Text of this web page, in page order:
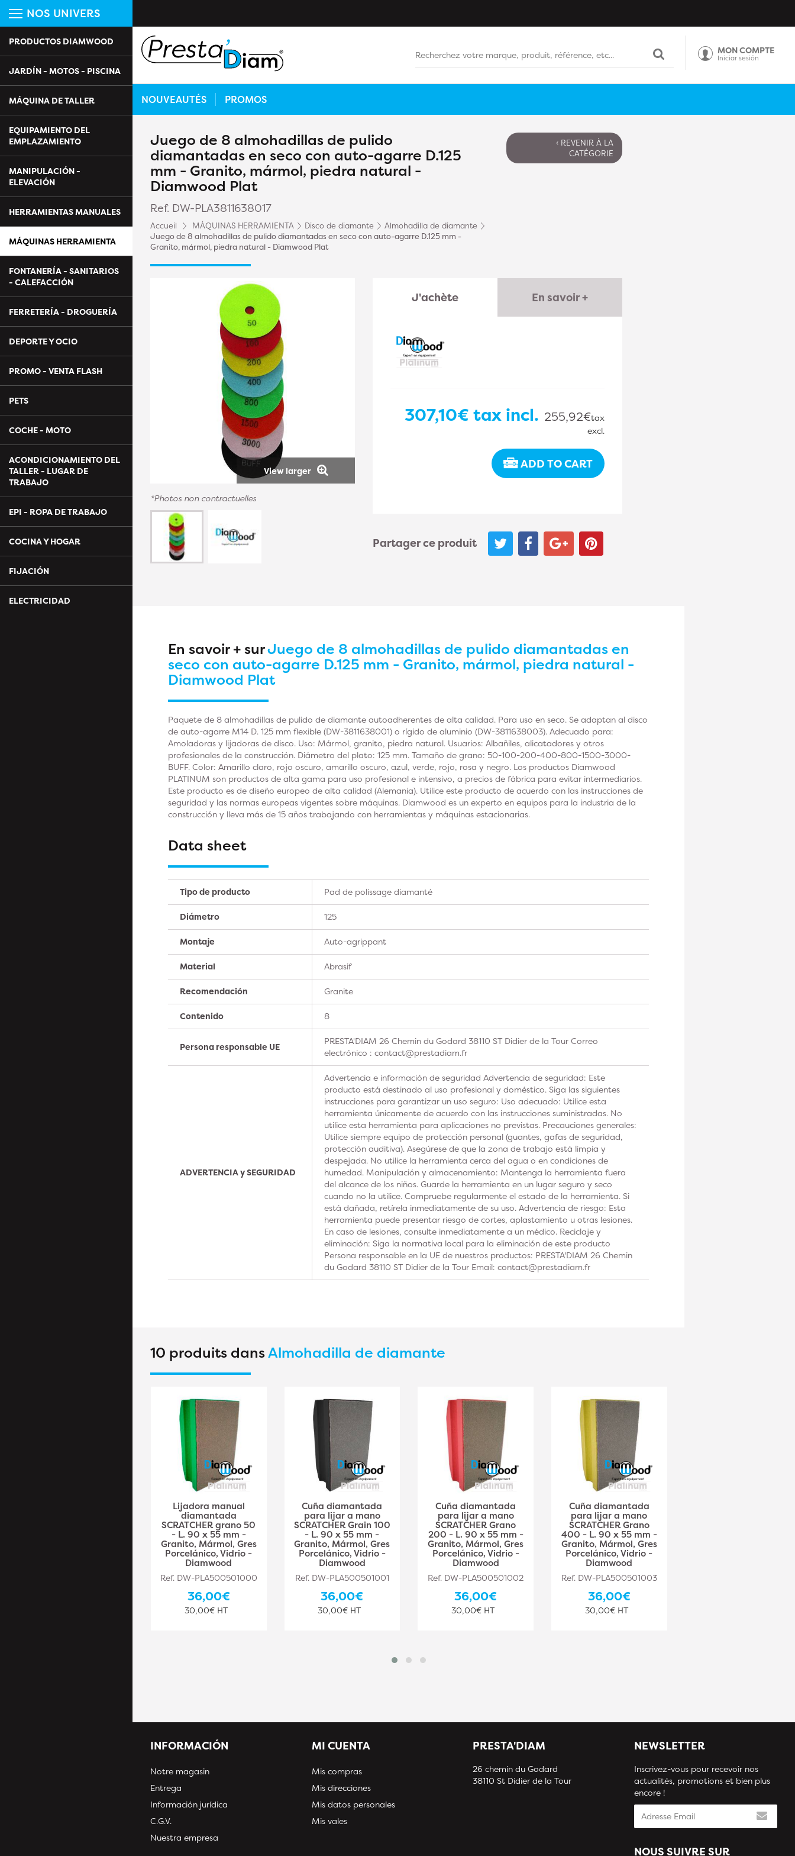
NOS UNIVERS
PRODUCTOS DIAMWOOD
JARDÍN - MOTOS - PISCINA
MÁQUINA DE TALLER
EQUIPAMIENTO DEL
EMPLAZAMIENTO
MANIPULACIÓN -
ELEVACIÓN
HERRAMIENTAS MANUALES
MÁQUINAS HERRAMIENTA
FONTANERÍA - SANITARIOS
- CALEFACCIÓN
FERRETERÍA - DROGUERÍA
DEPORTE Y OCIO
PROMO - VENTA FLASH
PETS
COCHE - MOTO
ACONDICIONAMIENTO DEL
TALLER - LUGAR DE
TRABAJO
EPI - ROPA DE TRABAJO
COCINA Y HOGAR
FIJACIÓN
ELECTRICIDAD
MON COMPTE
Iniciar sesión
NOUVEAUTÉS PROMOS
Juego de 8 almohadillas de pulido
diamantadas en seco con auto-agarre D.125
mm - Granito, mármol, piedra natural -
Diamwood Plat
Ref. DW-PLA3811638017
Accueil MÁQUINAS HERRAMIENTA Disco de diamante
Almohadilla de diamante
Juego de 8 almohadillas de pulido diamantadas en seco con auto-agarre D.125 mm -
Granito, mármol, piedra natural - Diamwood Plat
‹ REVENIR À LA
CATÉGORIE
View larger
*Photos non contractuelles
J'achète En savoir +
307,10€ tax incl. 255,92€tax
excl.
ADD TO CART
Partager ce produit
En savoir + surJuego de 8 almohadillas de pulido diamantadas en
seco con auto-agarre D.125 mm - Granito, mármol, piedra natural -
Diamwood Plat
Paquete de 8 almohadillas de pulido de diamante autoadherentes de alta calidad. Para uso en seco. Se adaptan al disco
de auto-agarre M14 D. 125 mm flexible (DW-3811638001) o rígido de aluminio (DW-3811638003). Adecuado para:
Amoladoras y lijadoras de disco. Uso: Mármol, granito, piedra natural. Usuarios: Albañiles, alicatadores y otros
profesionales de la construcción. Diámetro del plato: 125 mm. Tamaño de grano: 50-100-200-400-800-1500-3000-
BUFF. Color: Amarillo claro, rojo oscuro, amarillo oscuro, azul, verde, rojo, rosa y negro. Los productos Diamwood
PLATINUM son productos de alta gama para uso profesional e intensivo, a precios de fábrica para evitar intermediarios.
Este producto es de diseño europeo de alta calidad (Alemania). Utilice este producto de acuerdo con las instrucciones de
seguridad y las normas europeas vigentes sobre máquinas. Diamwood es un experto en equipos para la industria de la
construcción y lleva más de 15 años trabajando con herramientas y máquinas estacionarias.
Data sheet
Tipo de producto Pad de polissage diamanté
Diámetro 125
Montaje Auto-agrippant
Material Abrasif
Recomendación Granite
Contenido 8
Persona responsable UE
PRESTA'DIAM 26 Chemin du Godard 38110 ST Didier de la Tour Correo
electrónico : contact@prestadiam.fr
ADVERTENCIA y SEGURIDAD
Advertencia e información de seguridad Advertencia de seguridad: Este
producto está destinado al uso profesional y doméstico. Siga las siguientes
instrucciones para garantizar un uso seguro: Uso adecuado: Utilice esta
herramienta únicamente de acuerdo con las instrucciones suministradas. No
utilice esta herramienta para aplicaciones no previstas. Precauciones generales:
Utilice siempre equipo de protección personal (guantes, gafas de seguridad,
protección auditiva). Asegúrese de que la zona de trabajo está limpia y
despejada. No utilice la herramienta cerca del agua o en condiciones de
humedad. Manipulación y almacenamiento: Mantenga la herramienta fuera
del alcance de los niños. Guarde la herramienta en un lugar seguro y seco
cuando no la utilice. Compruebe regularmente el estado de la herramienta. Si
está dañada, retírela inmediatamente de su uso. Advertencia de riesgo: Esta
herramienta puede presentar riesgo de cortes, aplastamiento u otras lesiones.
En caso de lesiones, consulte inmediatamente a un médico. Reciclaje y
eliminación: Siga la normativa local para la eliminación de este producto
Persona responsable en la UE de nuestros productos: PRESTA'DIAM 26 Chemin
du Godard 38110 ST Didier de la Tour Email: contact@prestadiam.fr
10 produits dansAlmohadilla de diamante
Lijadora manual
diamantada
SCRATCHER grano 50
- L. 90 x 55 mm -
Granito, Mármol, Gres
Porcelánico, Vidrio -
Diamwood
Ref. DW-PLA500501000
36,00€
30,00€ HT
Cuña diamantada
para lijar a mano
SCRATCHER Grain 100
- L. 90 x 55 mm -
Granito, Mármol, Gres
Porcelánico, Vidrio -
Diamwood
Ref. DW-PLA500501001
36,00€
30,00€ HT
Cuña diamantada
para lijar a mano
SCRATCHER Grano
200 - L. 90 x 55 mm -
Granito, Mármol, Gres
Porcelánico, Vidrio -
Diamwood
Ref. DW-PLA500501002
36,00€
30,00€ HT
Cuña diamantada
para lijar a mano
SCRATCHER Grano
400 - L. 90 x 55 mm -
Granito, Mármol, Gres
Porcelánico, Vidrio -
Diamwood
Ref. DW-PLA500501003
36,00€
30,00€ HT
INFORMACIÓN
Notre magasin
Entrega
Información jurídica
C.G.V.
Nuestra empresa
MI CUENTA
Mis compras
Mis direcciones
Mis datos personales
Mis vales
PRESTA'DIAM
26 chemin du Godard
38110 St Didier de la Tour
NEWSLETTER
Inscrivez-vous pour recevoir nos
actualités, promotions et bien plus
encore !
NOUS SUIVRE SUR